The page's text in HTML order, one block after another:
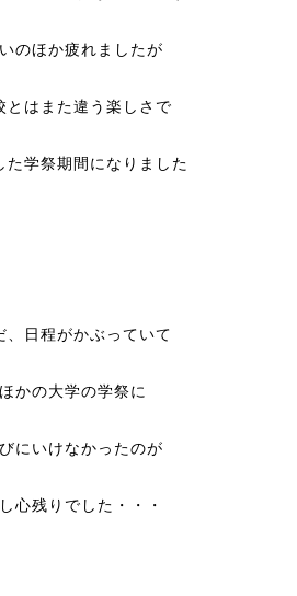
のほか疲れましたが
とはまた違う楽しさで
た学祭期間になりました
、日程がかぶっていて
ほかの大学の学祭に
にいけなかったのが
心残りでした・・・